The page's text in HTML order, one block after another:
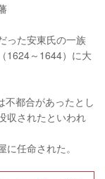
った安東氏の一族
1624～1644）に大
都合があったとし
収されたといわれ
任命された。